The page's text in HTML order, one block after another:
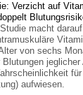
Verzicht auf
macht
von sechs
aufwiesen.